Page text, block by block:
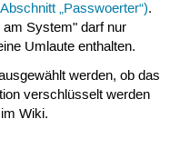
„Passwoerter“).
System" darf nur
Umlaute enthalten.
werden, ob das
verschlüsselt werden
Wiki.